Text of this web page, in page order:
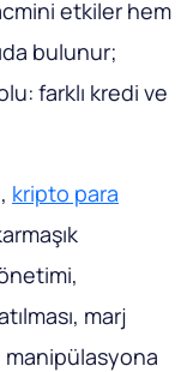
etkiler hem
bulunur;
farklı kredi ve
kripto para
marj
manipülasyona